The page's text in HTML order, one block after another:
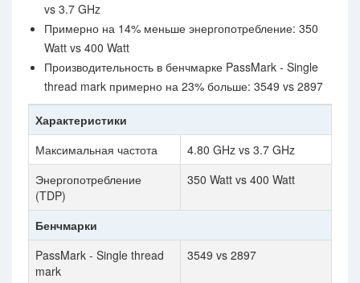
vs 3.7 GHz
Примерно на 14% меньше энергопотребление: 350
Watt vs 400 Watt
Производительность в бенчмарке PassMark - Single
thread mark примерно на 23% больше: 3549 vs 2897
Характеристики
Максимальная частота
4.80 GHz vs 3.7 GHz
Энергопотребление
(TDP)
350 Watt vs 400 Watt
Бенчмарки
PassMark - Single thread
mark
3549 vs 2897